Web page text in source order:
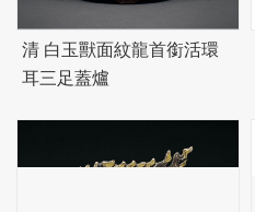
清 白玉獸面紋龍首銜活環
耳三足蓋爐